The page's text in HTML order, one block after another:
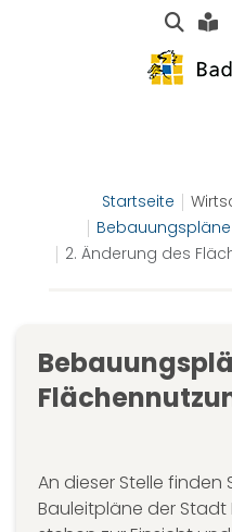
Startseite
2. Änderung des
An dieser Stelle finden
Bauleitpläne der Stadt